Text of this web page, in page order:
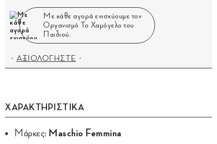
Με κάθε αγορά ενισχύουμε τον
Οργανισμό Το Χαμόγελο του
Παιδιού.
ΑΞΙΟΛΟΓΗΣΤΕ
ΧΑΡΑΚΤΗΡΙΣΤΙΚΑ
Μάρκες: Maschio Femmina